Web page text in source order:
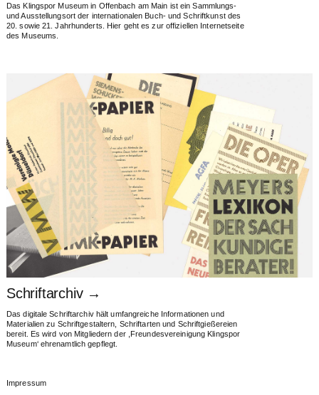
Das Klingspor Museum in Offen­bach am Main ist ein Sammlungs-
und Aus­stellungs­ort der inter­­nationalen Buch- und Schrift­kunst des
20. sowie 21. Jahr­hun­derts. Hier geht es zur offi­ziel­len Internet­seite
des Museums.
Schriftarchiv →
Das digitale Schrift­archiv hält umfang­reiche Infor­mationen und
Materia­lien zu Schrift­gestaltern, Schrift­arten und Schrift­gießereien
bereit. Es wird von Mit­glie­dern der ,Freundes­verei­nigung Kling­spor
Museum‘ ehren­amtlich gepflegt.
Impressum